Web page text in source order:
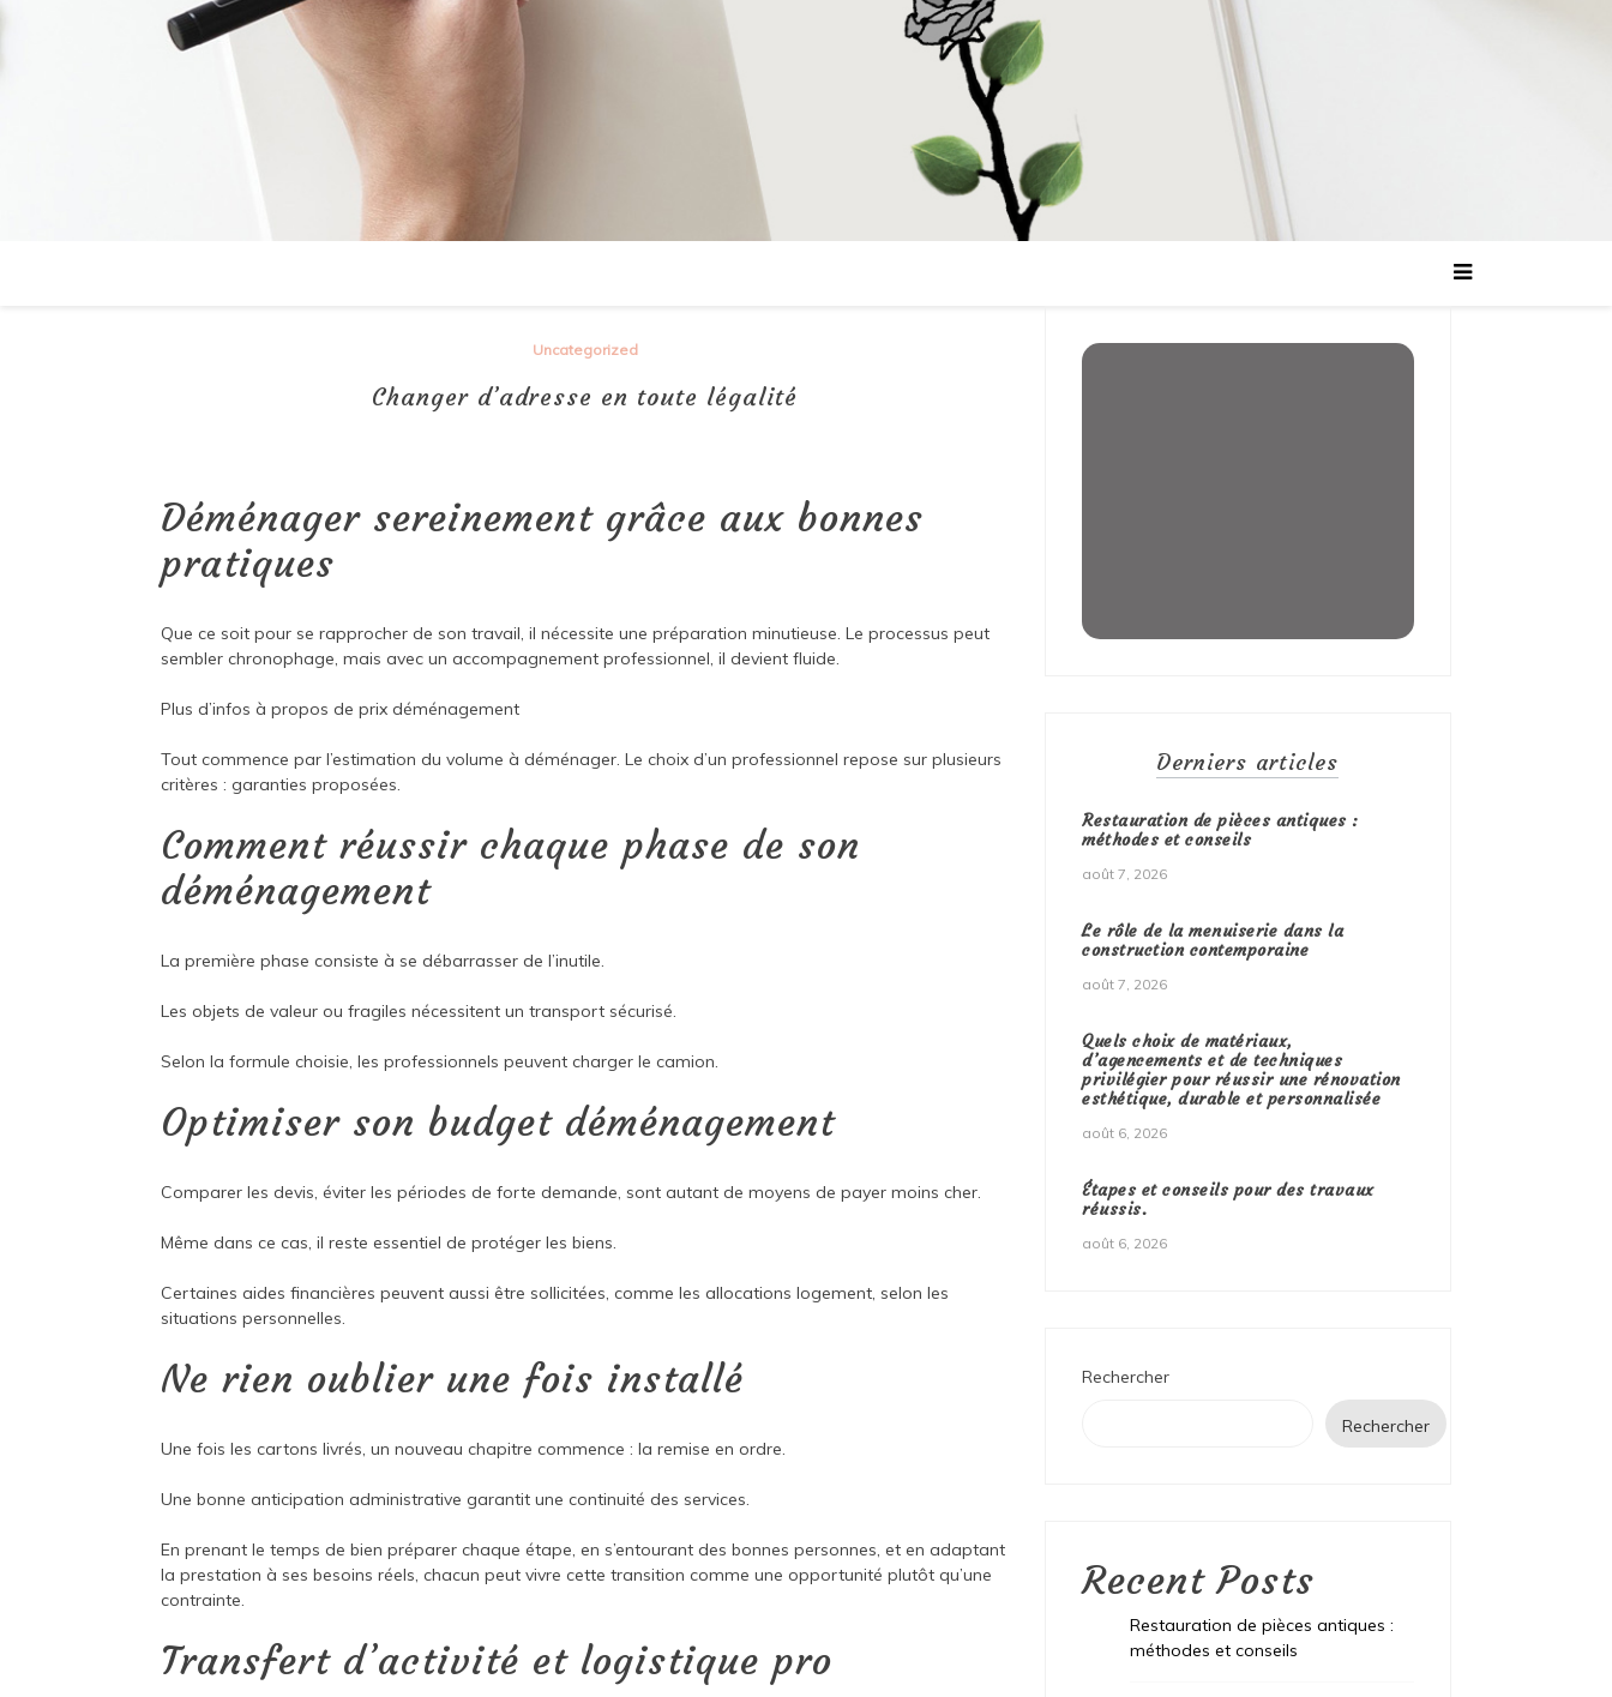
Uncategorized
Changer d’adresse en toute légalité
Déménager sereinement grâce aux bonnes
pratiques
Que ce soit pour se rapprocher de son travail, il nécessite une préparation minutieuse. Le processus peut
sembler chronophage, mais avec un accompagnement professionnel, il devient fluide.
Plus d’infos à propos deprix déménagement
Tout commence par l’estimation du volume à déménager. Le choix d’un professionnel repose sur plusieurs
critères : garanties proposées.
Comment réussir chaque phase de son
déménagement
La première phase consiste à se débarrasser de l’inutile.
Les objets de valeur ou fragiles nécessitent un transport sécurisé.
Selon la formule choisie, les professionnels peuvent charger le camion.
Optimiser son budget déménagement
Comparer les devis, éviter les périodes de forte demande, sont autant de moyens de payer moins cher.
Même dans ce cas, il reste essentiel de protéger les biens.
Certaines aides financières peuvent aussi être sollicitées, comme les allocations logement, selon les
situations personnelles.
Ne rien oublier une fois installé
Une fois les cartons livrés, un nouveau chapitre commence : la remise en ordre.
Une bonne anticipation administrative garantit une continuité des services.
En prenant le temps de bien préparer chaque étape, en s’entourant des bonnes personnes, et en adaptant
la prestation à ses besoins réels, chacun peut vivre cette transition comme une opportunité plutôt qu’une
contrainte.
Transfert d’activité et logistique pro
Derniers articles
Restauration de pièces antiques :
méthodes et conseils
août 7, 2026
Le rôle de la menuiserie dans la
construction contemporaine
août 7, 2026
Quels choix de matériaux,
d’agencements et de techniques
privilégier pour réussir une rénovation
esthétique, durable et personnalisée
août 6, 2026
Étapes et conseils pour des travaux
réussis.
août 6, 2026
Rechercher
Rechercher
Recent Posts
Restauration de pièces antiques :
méthodes et conseils